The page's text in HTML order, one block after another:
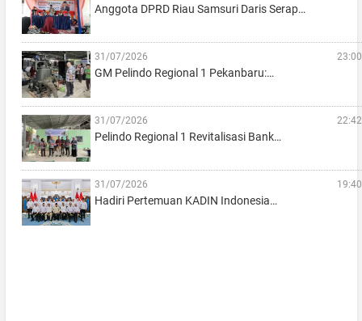
Anggota DPRD Riau Samsuri Daris Serap…
31/07/2026 23:00
GM Pelindo Regional 1 Pekanbaru:…
31/07/2026 22:42
Pelindo Regional 1 Revitalisasi Bank…
31/07/2026 19:40
Hadiri Pertemuan KADIN Indonesia…